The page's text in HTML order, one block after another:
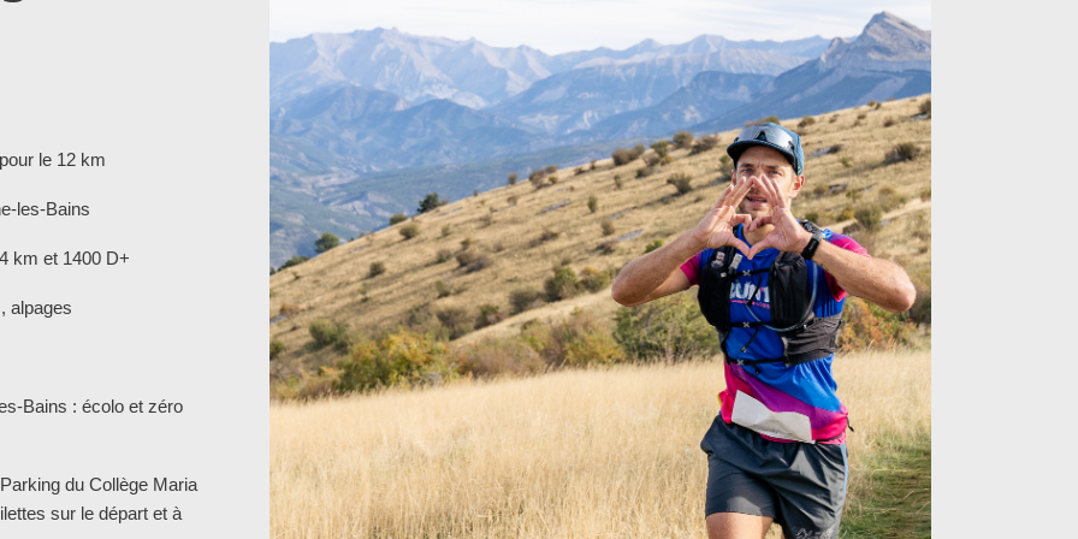
le 12 km
les-Bains
km et 1400 D+
alpages
Bains : écolo et zéro
du Collège Maria
sur le départ et à